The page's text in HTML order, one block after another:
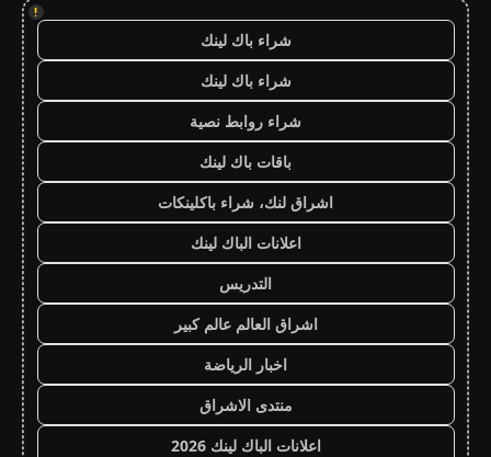
!
شراء باك لينك
شراء باك لينك
شراء روابط نصية
باقات باك لينك
اشراق لنك، شراء باكلينكات
اعلانات الباك لينك
التدريس
اشراق العالم عالم كبير
اخبار الرياضة
منتدى الاشراق
اعلانات الباك لينك 2026